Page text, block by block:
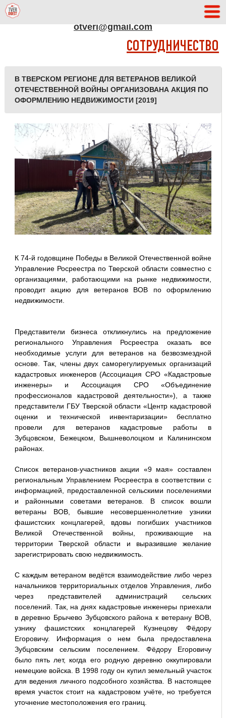
otveri@gmail.com
СОТРУДНИЧЕСТВО
В ТВЕРСКОМ РЕГИОНЕ ДЛЯ ВЕТЕРАНОВ ВЕЛИКОЙ
ОТЕЧЕСТВЕННОЙ ВОЙНЫ ОРГАНИЗОВАНА АКЦИЯ ПО
ОФОРМЛЕНИЮ НЕДВИЖИМОСТИ [2019]
К 74-й годовщине Победы в Великой Отечественной войне
Управление Росреестра по Тверской области совместно с
организациями, работающими на рынке недвижимости,
проводит акцию для ветеранов ВОВ по оформлению
недвижимости.
Представители бизнеса откликнулись на предложение
регионального Управления Росреестра оказать все
необходимые услуги для ветеранов на безвозмездной
основе. Так, члены двух саморегулируемых организаций
кадастровых инженеров (Ассоциация СРО «Кадастровые
инженеры» и Ассоциация СРО «Объединение
профессионалов кадастровой деятельности»), а также
представители ГБУ Тверской области «Центр кадастровой
оценки и технической инвентаризации» бесплатно
провели для ветеранов кадастровые работы в
Зубцовском, Бежецком, Вышневолоцком и Калининском
районах.
Список ветеранов-участников акции «9 мая» составлен
региональным Управлением Росреестра в соответствии с
информацией, предоставленной сельскими поселениями
и районными советами ветеранов. В список вошли
ветераны ВОВ, бывшие несовершеннолетние узники
фашистских концлагерей, вдовы погибших участников
Великой Отечественной войны, проживающие на
территории Тверской области и выразившие желание
зарегистрировать свою недвижимость.
С каждым ветераном ведётся взаимодействие либо через
начальников территориальных отделов Управления, либо
через представителей администраций сельских
поселений. Так, на днях кадастровые инженеры приехали
в деревню Брычево Зубцовского района к ветерану ВОВ,
узнику фашистских концлагерей Кузнецову Фёдору
Егоровичу. Информация о нем была предоставлена
Зубцовским сельским поселением. Фёдору Егоровичу
было пять лет, когда его родную деревню оккупировали
немецкие войска. В 1998 году он купил земельный участок
для ведения личного подсобного хозяйства. В настоящее
время участок стоит на кадастровом учёте, но требуется
уточнение местоположения его границ.